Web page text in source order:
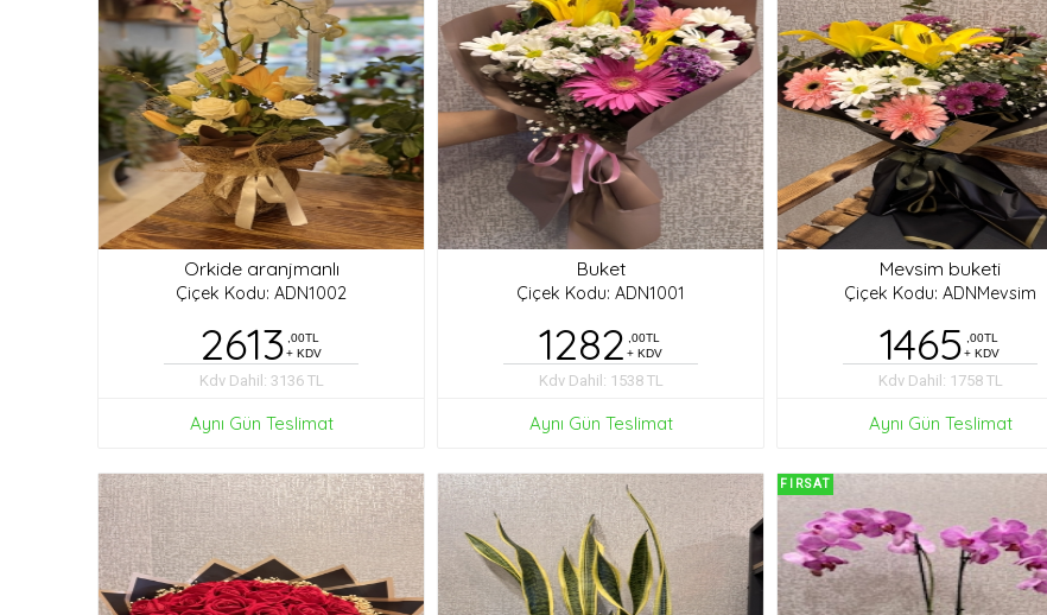
Orkide aranjmanlı
Çiçek Kodu: ADN1002
2613 ,00TL
+ KDV
Kdv Dahil: 3136 TL
Aynı Gün Teslimat
Buket
Çiçek Kodu: ADN1001
1282
,00TL
+ KDV
Kdv Dahil: 1538 TL
Aynı Gün Teslimat
Mevsim buketi
Çiçek Kodu: ADNMevsim
1465
,00TL
+ KDV
Kdv Dahil: 1758 TL
Aynı Gün Teslimat
FIRSAT